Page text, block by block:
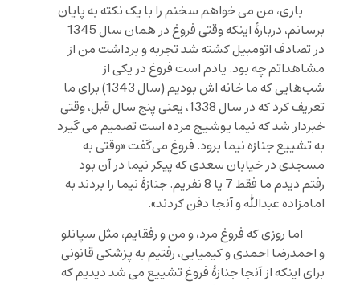
باری، من می خواهم سخنم را با یک نکته به پایان
برسانم، دربارۀ اینکه وقتی فروغ در همان سال 1345
در تصادف اتومبیل کشته شد تجربه و برداشت من از
مشاهداتم چه بود. یادم است فروغ در یکی از
شب‌هایی که ما خانه اش بودیم (سال 1343) برای ما
تعریف کرد که در سال 1338، یعنی پنج سال قبل، وقتی
خبردار شد که نیما یوشیج مرده است تصمیم می گیرد
به تشییع جنازه نیما برود. فروغ می‌گفت «وقتی به
مسجدی در خیابان سعدی که پیکر نیما در آن بود
رفتم دیدم ما فقط 7 یا 8 نفریم. جنازۀ نیما را بردند به
امامزاده عبدالله و آنجا دفن کردند».
اما روزی که فروغ مرد، و من و رفقایم، مثل سپانلو
و احمدرضا احمدی و کیمیایی، رفتیم به پزشکی قانونی
برای اینکه از آنجا جنازۀ فروغ تشییع می شد دیدیم که